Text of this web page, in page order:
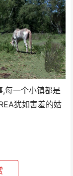
每一个小镇都是
犹如害羞的姑